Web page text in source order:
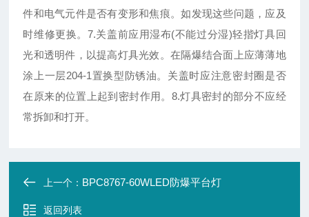
件和电气元件是否有变形和焦痕。如发现这些问题，应及
时维修更换。7.关盖前应用湿布(不能过分湿)轻揩灯具回
光和透明件，以提高灯具光效。在隔爆结合面上应薄薄地
涂上一层204-1置换型防锈油。关盖时应注意密封圈是否
在原来的位置上起到密封作用。8.灯具密封的部分不应经
常拆卸和打开。
上一个： BPC8767-60WLED防爆平台灯
返回列表